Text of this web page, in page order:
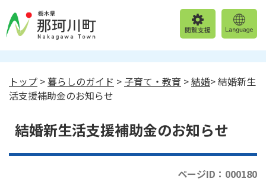
トップ >暮らしのガイド > 子育て・教育 >結婚> 結婚新生
活支援補助金のお知らせ
結婚新生活支援補助金のお知らせ
ページID：000180